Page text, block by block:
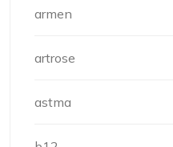
armen
artrose
astma